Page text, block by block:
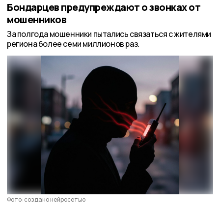
Бондарцев предупреждают о звонках от
мошенников
За полгода мошенники пытались связаться с жителями
региона более семи миллионов раз.
Фото: создано нейросетью